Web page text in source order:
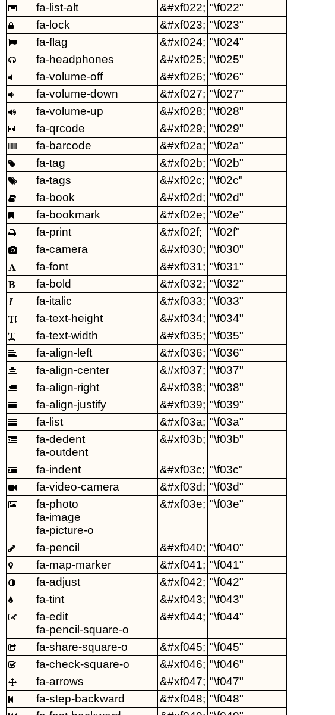
 fa-list-alt &#xf022; "\f022"
 fa-lock &#xf023; "\f023"
 fa-flag &#xf024; "\f024"
 fa-headphones &#xf025; "\f025"
 fa-volume-off &#xf026; "\f026"
 fa-volume-down &#xf027; "\f027"
 fa-volume-up &#xf028; "\f028"
 fa-qrcode &#xf029; "\f029"
fa-barcode &#xf02a; "\f02a"
 fa-tag &#xf02b; "\f02b"
 fa-tags &#xf02c; "\f02c"
 fa-book &#xf02d; "\f02d"
 fa-bookmark &#xf02e; "\f02e"
 fa-print &#xf02f; "\f02f"
 fa-camera &#xf030; "\f030"
 fa-font &#xf031; "\f031"
 fa-bold &#xf032; "\f032"
 fa-italic &#xf033; "\f033"
 fa-text-height &#xf034; "\f034"
 fa-text-width &#xf035; "\f035"
 fa-align-left &#xf036; "\f036"
 fa-align-center &#xf037; "\f037"
 fa-align-right &#xf038; "\f038"
 fa-align-justify &#xf039; "\f039"
 fa-list &#xf03a; "\f03a"

fa-dedent
fa-outdent
&#xf03b; "\f03b"
 fa-indent &#xf03c; "\f03c"
 fa-video-camera &#xf03d; "\f03d"

fa-photo
fa-image
fa-picture-o
&#xf03e; "\f03e"
 fa-pencil &#xf040; "\f040"
 fa-map-marker &#xf041; "\f041"
 fa-adjust &#xf042; "\f042"
 fa-tint &#xf043; "\f043"

fa-edit
fa-pencil-square-o
&#xf044; "\f044"
 fa-share-square-o &#xf045; "\f045"
 fa-check-square-o &#xf046; "\f046"
 fa-arrows &#xf047; "\f047"
 fa-step-backward &#xf048; "\f048"